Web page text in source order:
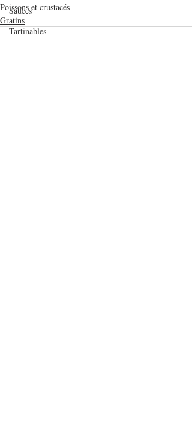
Sauces
Tartinables
Poissons et crustacés
Gratins